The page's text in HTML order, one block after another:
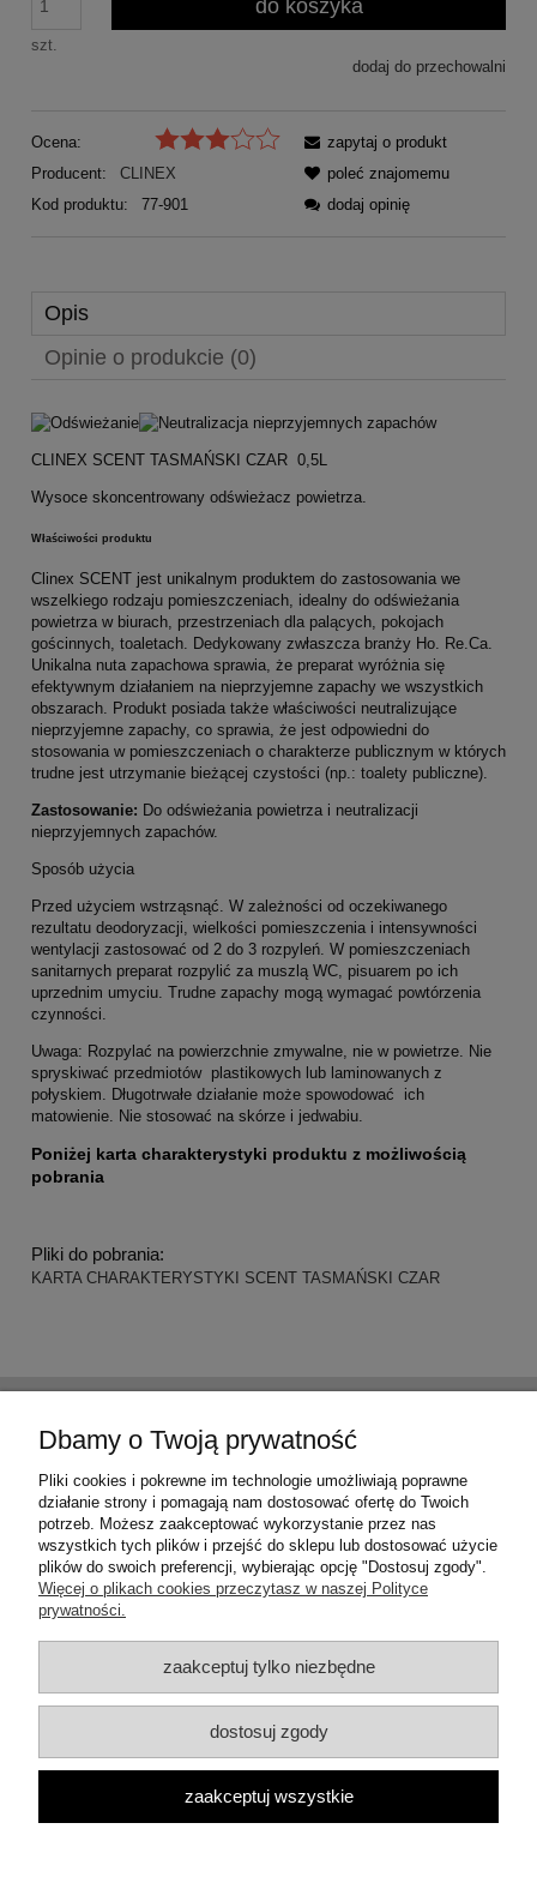
szt.
do koszyka
dodaj do przechowalni
Ocena:
Producent:
CLINEX
Kod produktu:
77-901
zapytaj o produkt
poleć znajomemu
dodaj opinię
Opis
Opinie o produkcie (0)
CLINEX SCENT TASMAŃSKI CZAR 0,5L
Wysoce skoncentrowany odświeżacz powietrza.
Właściwości produktu
Clinex SCENT jest unikalnym produktem do zastosowania we
wszelkiego rodzaju pomieszczeniach, idealny do odświeżania
powietrza w biurach, przestrzeniach dla palących, pokojach
gościnnych, toaletach. Dedykowany zwłaszcza branży Ho. Re.Ca.
Unikalna nuta zapachowa sprawia, że preparat wyróżnia się
efektywnym działaniem na nieprzyjemne zapachy we wszystkich
obszarach. Produkt posiada także właściwości neutralizujące
nieprzyjemne zapachy, co sprawia, że jest odpowiedni do
stosowania w pomieszczeniach o charakterze publicznym w których
trudne jest utrzymanie bieżącej czystości (np.: toalety publiczne).
Zastosowanie: Do odświeżania powietrza i neutralizacji
nieprzyjemnych zapachów.
Sposób użycia
Przed użyciem wstrząsnąć. W zależności od oczekiwanego
rezultatu deodoryzacji, wielkości pomieszczenia i intensywności
wentylacji zastosować od 2 do 3 rozpyleń. W pomieszczeniach
sanitarnych preparat rozpylić za muszlą WC, pisuarem po ich
uprzednim umyciu. Trudne zapachy mogą wymagać powtórzenia
czynności.
Uwaga: Rozpylać na powierzchnie zmywalne, nie w powietrze. Nie
spryskiwać przedmiotów plastikowych lub laminowanych z
połyskiem. Długotrwałe działanie może spowodować ich
matowienie. Nie stosować na skórze i jedwabiu.
Poniżej karta charakterystyki produktu z możliwością
pobrania
Pliki do pobrania:
KARTA CHARAKTERYSTYKI SCENT TASMAŃSKI CZAR
Płatności i dostawa
Informacje
artmixkolo@onet.eu Tel.: 505 720 694 | NIP: 6661142059 REGON:
301558143
Dbamy o Twoją prywatność
Pliki cookies i pokrewne im technologie umożliwiają poprawne
działanie strony i pomagają nam dostosować ofertę do Twoich
potrzeb. Możesz zaakceptować wykorzystanie przez nas
wszystkich tych plików i przejść do sklepu lub dostosować użycie
plików do swoich preferencji, wybierając opcję "Dostosuj zgody".
Więcej o plikach cookies przeczytasz w naszej Polityce
prywatności.
zaakceptuj tylko niezbędne
dostosuj zgody
zaakceptuj wszystkie